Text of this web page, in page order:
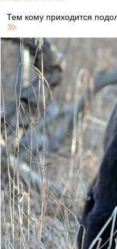
Тем кому приходится